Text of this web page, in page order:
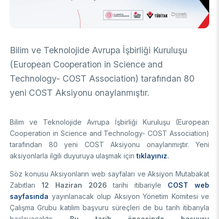
Üretken Yapay Zekâ Rehberi
Ulusal Programlar
Uluslararası Programlar
Sanayi
Ulusal Programlar
Uluslararası Programlar
Bilim & Toplum
Etkinlik Düzenleme
Etkinliklere Katılım
Uluslararası Destekler
Uluslararası İş Birlikleri
İkili İş Birliği Programları
AB Çerçeve Programları
BURSLAR
Lisans / Önlisans
Mentorluk Desteği Programı
Burs Programları
Lisansüstü
Bilim ve Teknolojide Avrupa İşbirliği Kuruluşu
(European Cooperation in Science and
Technology- COST Association) tarafından 80
yeni COST Aksiyonu onaylanmıştır.
Bilim ve Teknolojide Avrupa İşbirliği Kuruluşu (European
Cooperation in Science and Technology- COST Association)
tarafından 80 yeni COST Aksiyonu onaylanmıştır. Yeni
aksiyonlarla ilgili duyuruya ulaşmak için tıklayınız.
Söz konusu Aksiyonların web sayfaları ve Aksiyon Mutabakat
Zabıtları 12 Haziran 2026 tarihi itibariyle COST web
sayfasında yayınlanacak olup Aksiyon Yönetim Komitesi ve
Çalışma Grubu katılım başvuru süreçleri de bu tarih itibarıyla